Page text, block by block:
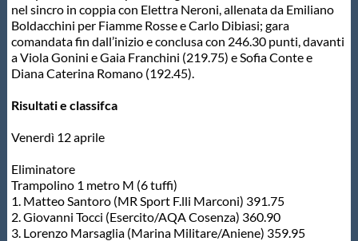
Flash News
Galleria fotografica
Videogallery
Intranet
Webmail
nel sincro in coppia con Elettra Neroni, allenata da Emiliano
Boldacchini per Fiamme Rosse e Carlo Dibiasi; gara
comandata fin dall’inizio e conclusa con 246.30 punti, davanti
a Viola Gonini e Gaia Franchini (219.75) e Sofia Conte e
Diana Caterina Romano (192.45).
Risultati e classifca
Venerdì 12 aprile
Eliminatore
Trampolino 1 metro M (6 tuffi)
1. Matteo Santoro (MR Sport F.lli Marconi) 391.75
2. Giovanni Tocci (Esercito/AQA Cosenza) 360.90
3. Lorenzo Marsaglia (Marina Militare/Aniene) 359.95